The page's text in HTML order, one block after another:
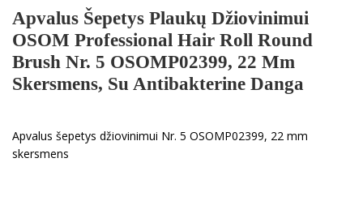
Apvalus Šepetys Plaukų Džiovinimui
OSOM Professional Hair Roll Round
Brush Nr. 5 OSOMP02399, 22 Mm
Skersmens, Su Antibakterine Danga
Apvalus šepetys džiovinimui Nr. 5 OSOMP02399, 22 mm
skersmens